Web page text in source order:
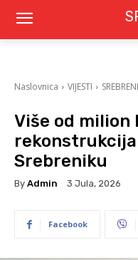
Naslovnica VIJESTI
Više od milion
rekonstrukcija
Srebreniku
By Admin 3 Jula, 2026
Facebook